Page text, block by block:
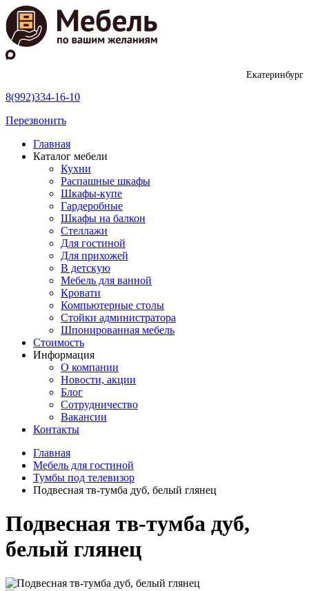
Екатеринбург
8(992)334-16-10
Перезвонить
Главная
Каталог мебели
Кухни
Распашные шкафы
Шкафы-купе
Гардеробные
Шкафы на балкон
Стеллажи
Для гостиной
Для прихожей
В детскую
Мебель для ванной
Кровати
Компьютерные столы
Стойки администратора
Шпонированная мебель
Стоимость
Информация
О компании
Новости, акции
Блог
Сотрудничество
Вакансии
Контакты
Главная
Мебель для гостиной
Тумбы под телевизор
Подвесная тв-тумба дуб, белый глянец
Подвесная тв-тумба дуб,
белый глянец